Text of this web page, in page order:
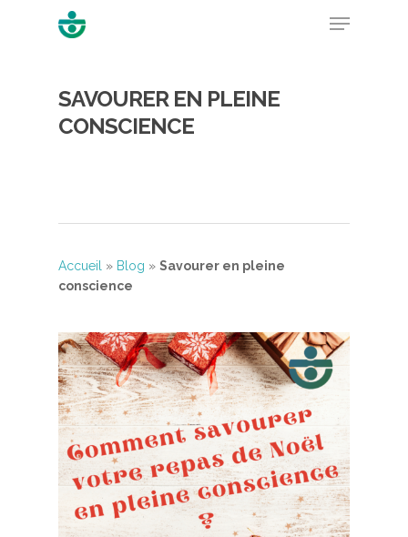
Hit enter to search or ESC to close
SAVOURER EN PLEINE
CONSCIENCE
Accueil » Blog » Savourer en pleine
conscience